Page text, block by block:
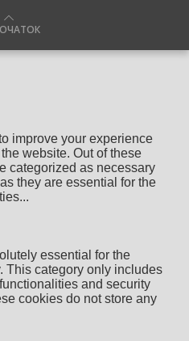
improve your experience
website. Out of these
categorized as necessary
they are essential for the
...
essential for the
This category only includes
and security
cookies do not store any